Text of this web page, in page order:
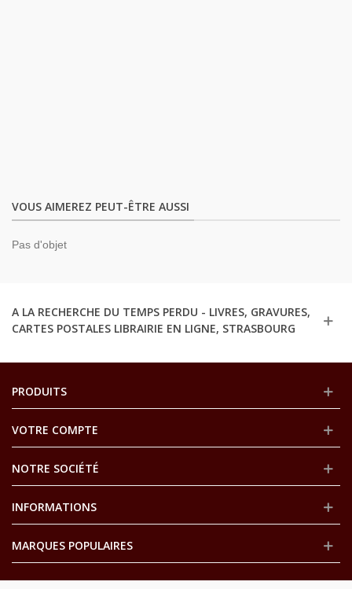
VOUS AIMEREZ PEUT-ÊTRE AUSSI
Pas d'objet
A LA RECHERCHE DU TEMPS PERDU - LIVRES, GRAVURES,
CARTES POSTALES LIBRAIRIE EN LIGNE, STRASBOURG
PRODUITS
VOTRE COMPTE
NOTRE SOCIÉTÉ
INFORMATIONS
MARQUES POPULAIRES